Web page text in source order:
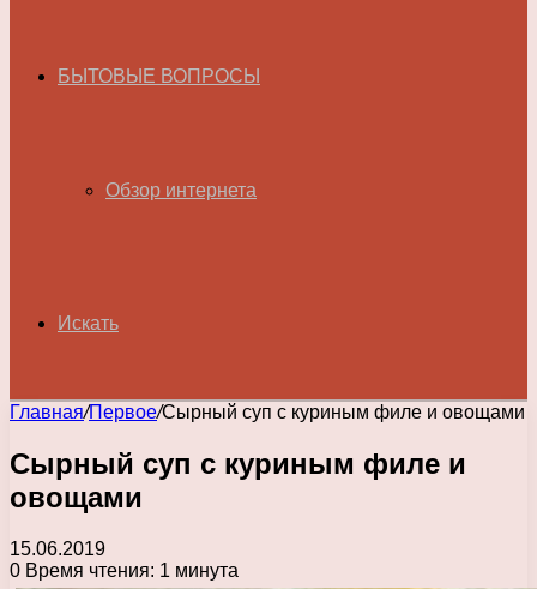
БЫТОВЫЕ ВОПРОСЫ
Обзор интернета
Искать
Главная/Первое/Сырный суп с куриным филе и овощами
Сырный суп с куриным филе и
овощами
15.06.2019
0 Время чтения: 1 минута